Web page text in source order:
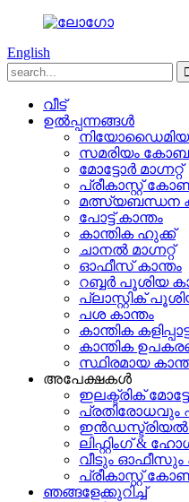
English
വീട്
ഉൽപ്പന്നങ്ങൾ
സമരിയം
മോട്ടോർ മാഗ്നറ്റ്
പ്രീകാസ്റ്റ്
മത്സ്യബന്ധന
പോട്ട് കാന്തം
കാന്തിക ഹുക്ക്
ചാനൽ മാഗ്നറ്റ്
ഓഫീസ് കാന്തം
റബ്ബർ പൂശിയ
പ്ലാസ്റ്റിക്
പശ കാന്തം
കാന്തിക
കാന്തിക
സ്ഥിരമായ
അപേക്ഷകൾ
ഇലക്ട്രിക്
പ്രതിരോധവും
ഇൻഡസ്ട്രിയൽ
ലിഫ്റ്റിംഗ് &
വീടും ഓഫീസും
പ്രീകാസ്റ്റ്
ഞങ്ങളേക്കുറിച്ച്